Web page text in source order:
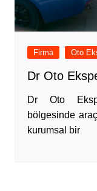
Firma Oto
Dr Oto
Dr Oto
bölgesinde
kurumsal bir